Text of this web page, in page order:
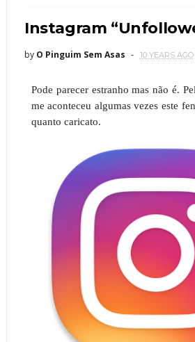
Instagram
by O Pinguim Sem Asas 10 YEARS AGO
Pode parecer estranho mas não é.
me aconteceu algumas vezes este
quanto caricato.